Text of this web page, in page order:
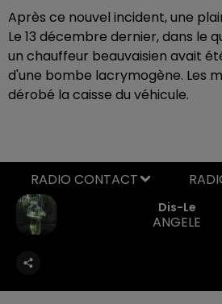
Après ce nouvel incident, une
Le 13 décembre dernier, dans le
un chauffeur beauvaisien avait
d'une bombe lacrymogène. Les
dérobé la caisse du véhicule.
Dis-Le
ANGELE